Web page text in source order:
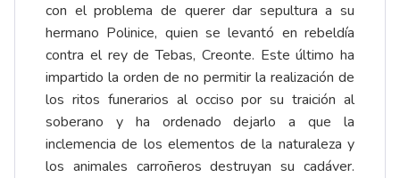
con el problema de querer dar sepultura a su
hermano Polinice, quien se levantó en rebeldía
contra el rey de Tebas, Creonte. Este último ha
impartido la orden de no permitir la realización de
los ritos funerarios al occiso por su traición al
soberano y ha ordenado dejarlo a que la
inclemencia de los elementos de la naturaleza y
los animales carroñeros destruyan su cadáver.